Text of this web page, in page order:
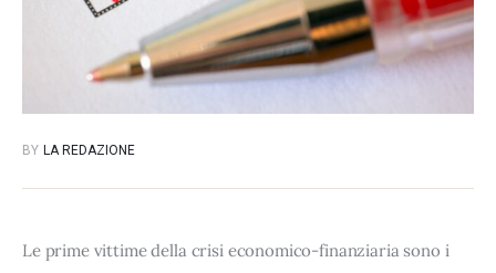
BY LA REDAZIONE
Le prime vittime della crisi economico-finanziaria sono i